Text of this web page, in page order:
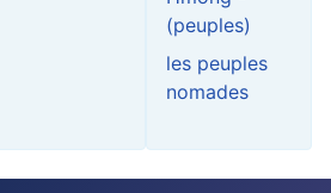
(peuples)
les peuples
nomades